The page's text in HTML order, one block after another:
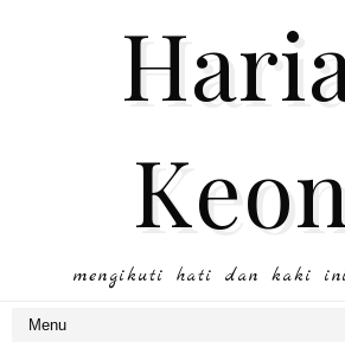
mengikuti hati dan kaki ini